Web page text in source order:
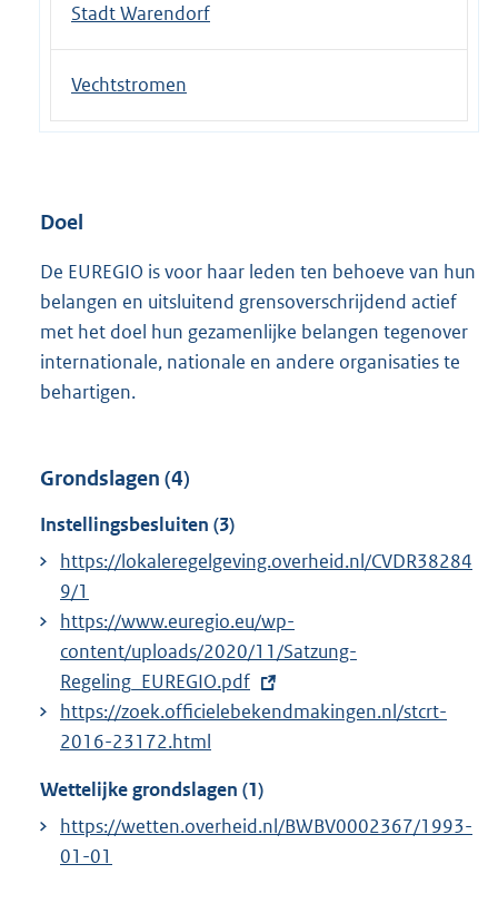
Stadt Warendorf
Vechtstromen
Doel
De EUREGIO is voor haar leden ten behoeve van hun
belangen en uitsluitend grensoverschrijdend actief
met het doel hun gezamenlijke belangen tegenover
internationale, nationale en andere organisaties te
behartigen.
Grondslagen (4)
Instellingsbesluiten (3)
https://lokaleregelgeving.overheid.nl/CVDR38284
9/1
E
x
t
e
r
e
l
i
https://www.euregio.eu/wp-
content/uploads/2020/11/Satzung-
Regeling_EUREGIO.pdf
https://zoek.officielebekendmakingen.nl/stcrt-
2016-23172.html
Wettelijke grondslagen (1)
https://wetten.overheid.nl/BWBV0002367/1993-
01-01